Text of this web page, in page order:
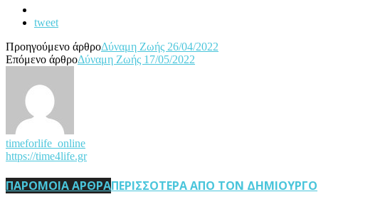
tweet
Προηγούμενο άρθροΔύναμη Ζωής 26/04/2022
Επόμενο άρθροΔύναμη Ζωής 17/05/2022
timeforlife_online
https://time4life.gr
ΠΑΡΟΜΟΙΑ ΑΡΘΡΑΠΕΡΙΣΣΟΤΕΡΑ ΑΠΟ ΤΟΝ ΔΗΜΙΟΥΡΓΟ